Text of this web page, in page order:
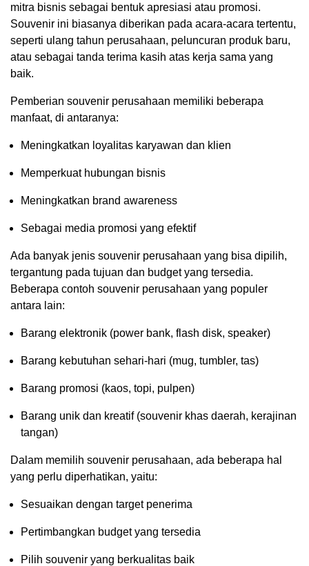
mitra bisnis sebagai bentuk apresiasi atau promosi.
Souvenir ini biasanya diberikan pada acara-acara tertentu,
seperti ulang tahun perusahaan, peluncuran produk baru,
atau sebagai tanda terima kasih atas kerja sama yang
baik.
Pemberian souvenir perusahaan memiliki beberapa
manfaat, di antaranya:
Meningkatkan loyalitas karyawan dan klien
Memperkuat hubungan bisnis
Meningkatkan brand awareness
Sebagai media promosi yang efektif
Ada banyak jenis souvenir perusahaan yang bisa dipilih,
tergantung pada tujuan dan budget yang tersedia.
Beberapa contoh souvenir perusahaan yang populer
antara lain:
Barang elektronik (power bank, flash disk, speaker)
Barang kebutuhan sehari-hari (mug, tumbler, tas)
Barang promosi (kaos, topi, pulpen)
Barang unik dan kreatif (souvenir khas daerah, kerajinan
tangan)
Dalam memilih souvenir perusahaan, ada beberapa hal
yang perlu diperhatikan, yaitu:
Sesuaikan dengan target penerima
Pertimbangkan budget yang tersedia
Pilih souvenir yang berkualitas baik